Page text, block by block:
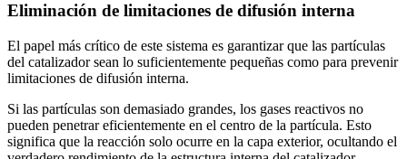
Eliminación de limitaciones de difusión interna
El papel más crítico de este sistema es garantizar que las partículas
del catalizador sean lo suficientemente pequeñas como para prevenir
limitaciones de difusión interna.
Si las partículas son demasiado grandes, los gases reactivos no
pueden penetrar eficientemente en el centro de la partícula. Esto
significa que la reacción solo ocurre en la capa exterior, ocultando el